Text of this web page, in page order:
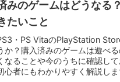
みのゲームはどうなる
たいこと
・PS VitaのPlayStation
か？購入済みのゲームは遊べ
なることや今のうちに確認し
心者にもわかりやすく解説しま